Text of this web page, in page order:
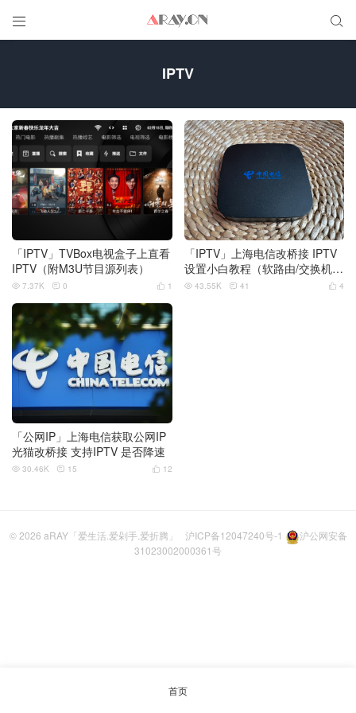
 
IPTV
「IPTV」TVBox电视盒子上直看
IPTV（附M3U节目源列表）
 1
 7.37K  0
「IPTV」上海电信改桥接 IPTV
设置小白教程（软路由/交换机V
LAN设置）更新中
 4
 43.55K  41
「公网IP」上海电信获取公网IP
光猫改桥接 支持IPTV 是否降速
 12
 30.46K  15
© 2026 aRAY「爱生活.爱剁手.爱折腾」 沪ICP备12047240号-1
沪公网安备
31023002000361号
首页